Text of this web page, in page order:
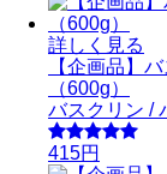
詳しく見る
【企画品】
（600g）
バスクリン /
415円